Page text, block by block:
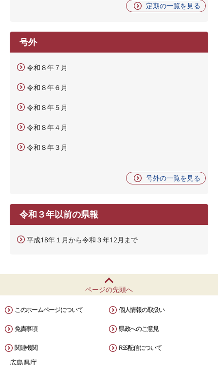
定期の一覧を見る
号外
令和８年７月
令和８年６月
令和８年５月
令和８年４月
令和８年３月
号外の一覧を見る
令和３年以前の県報
平成18年１月から令和３年12月まで
ページの先頭へ
このホームページについて 個人情報の取扱い
免責事項 県政へのご意見
関連機関 RSS配信について
広島県庁